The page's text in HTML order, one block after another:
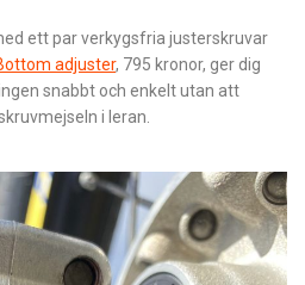
ett par verkygsfria justerskruvar
adjuster, 795 kronor, ger dig
snabbt och enkelt utan att
i leran.